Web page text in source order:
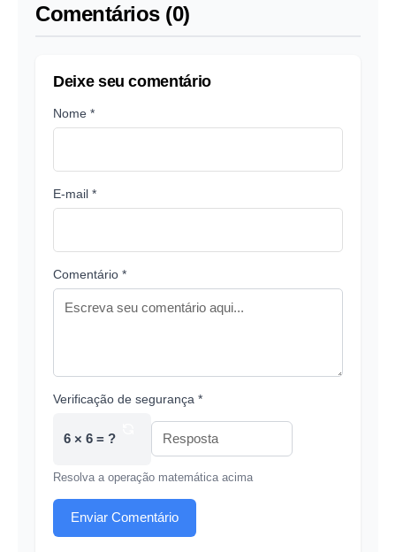
Comentários (0)
Deixe seu comentário
Nome *
E-mail *
Comentário *
Verificação de segurança *
6 × 6 = ?
Resolva a operação matemática acima
Enviar Comentário